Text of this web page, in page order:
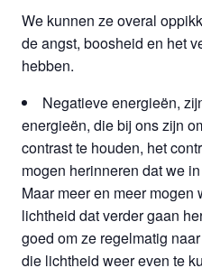
We kunnen ze overal
de angst, boosheid en het
hebben.
Negatieve energieën,
energieën, die bij ons zijn
contrast te houden, het
mogen herinneren dat we
Maar meer en meer
lichtheid dat verder gaan
goed om ze regelmatig
die lichtheid weer even te